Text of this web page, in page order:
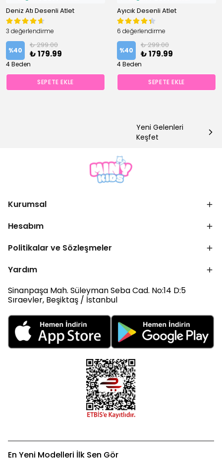
Deniz Atı Desenli Atlet
3 değerlendirme
%40
₺ 299.00
₺ 179.99
4 Beden
SEPETE EKLE
Ayıcık Desenli Atlet
6 değerlendirme
%40
₺ 299.00
₺ 179.99
4 Beden
SEPETE EKLE
Yeni Gelenleri
Keşfet
Kurumsal
Hesabım
Politikalar ve Sözleşmeler
Yardım
Sinanpaşa Mah. Süleyman Seba Cad. No:14 D:5
Sıraevler, Beşiktaş / İstanbul
En Yeni Modelleri İlk Sen Gör